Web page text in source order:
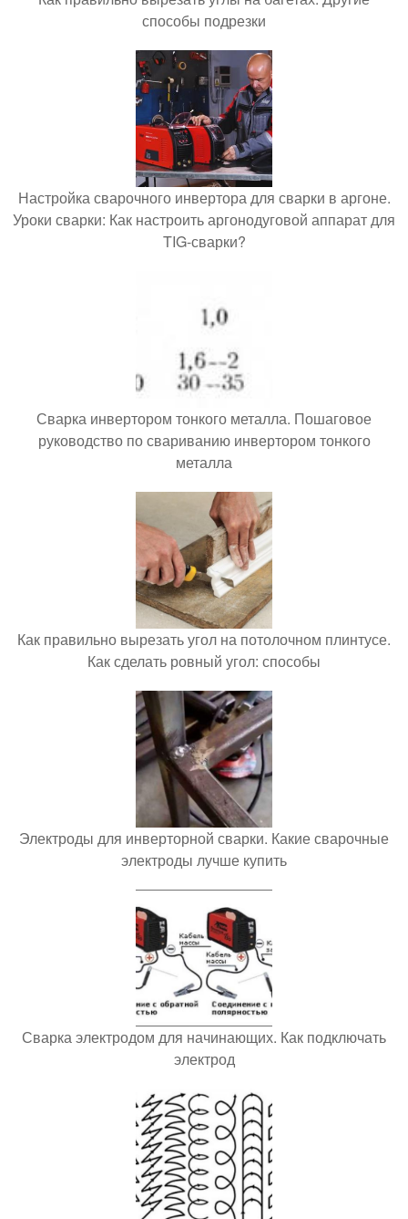
способы подрезки
Настройка сварочного инвертора для сварки в аргоне.
Уроки сварки: Как настроить аргонодуговой аппарат для
TIG-сварки?
Сварка инвертором тонкого металла. Пошаговое
руководство по свариванию инвертором тонкого
металла
Как правильно вырезать угол на потолочном плинтусе.
Как сделать ровный угол: способы
Электроды для инверторной сварки. Какие сварочные
электроды лучше купить
Сварка электродом для начинающих. Как подключать
электрод